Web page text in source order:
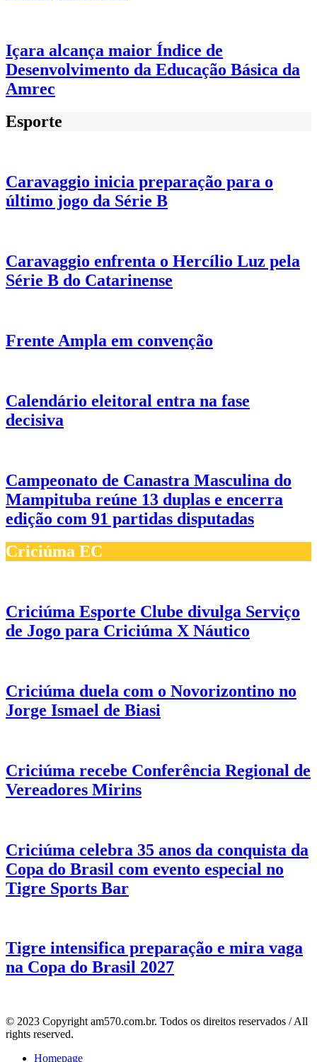
Içara alcança maior Índice de
Desenvolvimento da Educação Básica da
Amrec
Esporte
Caravaggio inicia preparação para o
último jogo da Série B
Caravaggio enfrenta o Hercílio Luz pela
Série B do Catarinense
Frente Ampla em convenção
Calendário eleitoral entra na fase
decisiva
Campeonato de Canastra Masculina do
Mampituba reúne 13 duplas e encerra
edição com 91 partidas disputadas
Criciúma EC
Criciúma Esporte Clube divulga Serviço
de Jogo para Criciúma X Náutico
Criciúma duela com o Novorizontino no
Jorge Ismael de Biasi
Criciúma recebe Conferência Regional de
Vereadores Mirins
Criciúma celebra 35 anos da conquista da
Copa do Brasil com evento especial no
Tigre Sports Bar
Tigre intensifica preparação e mira vaga
na Copa do Brasil 2027
© 2023 Copyright am570.com.br. Todos os direitos reservados / All
rights reserved.
Homepage